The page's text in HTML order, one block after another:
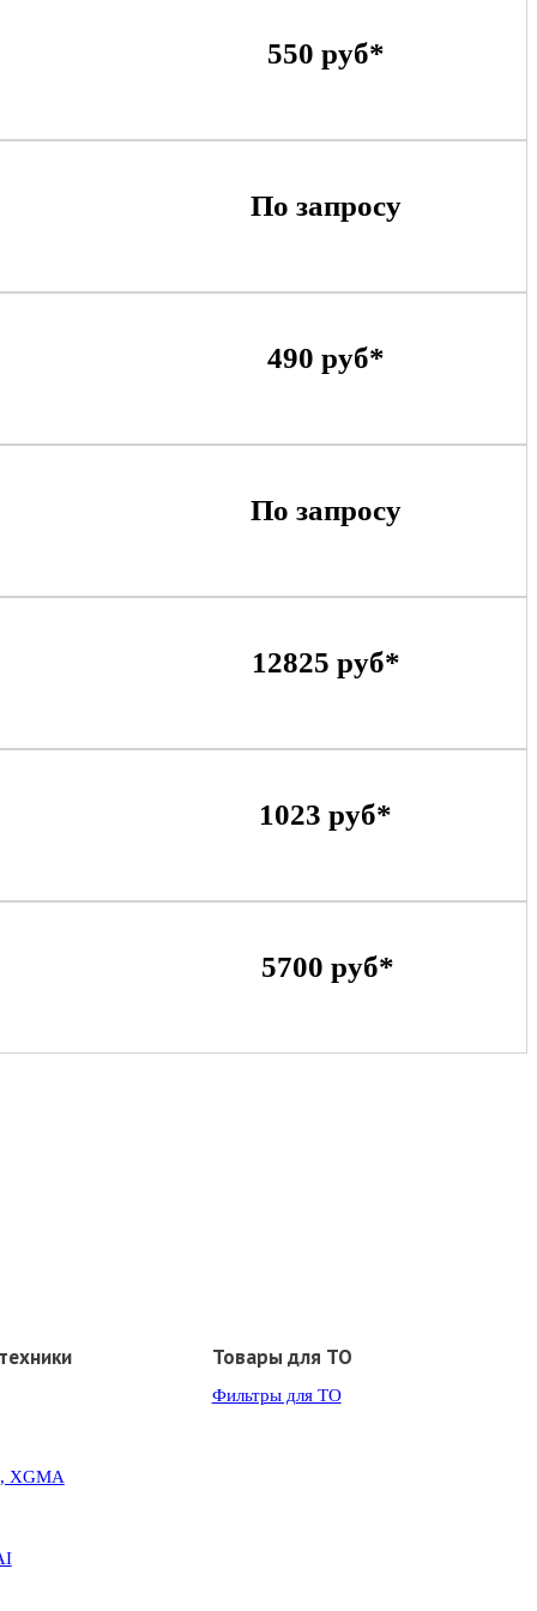
550 руб*
По запросу
490 руб*
По запросу
12825 руб*
1023 руб*
5700 руб*
XGMA
Товары для ТО
Фильтры для ТО